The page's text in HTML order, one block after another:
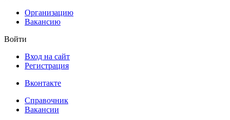
Организацию
Вакансию
Войти
Вход на сайт
Регистрация
Вконтакте
Справочник
Вакансии